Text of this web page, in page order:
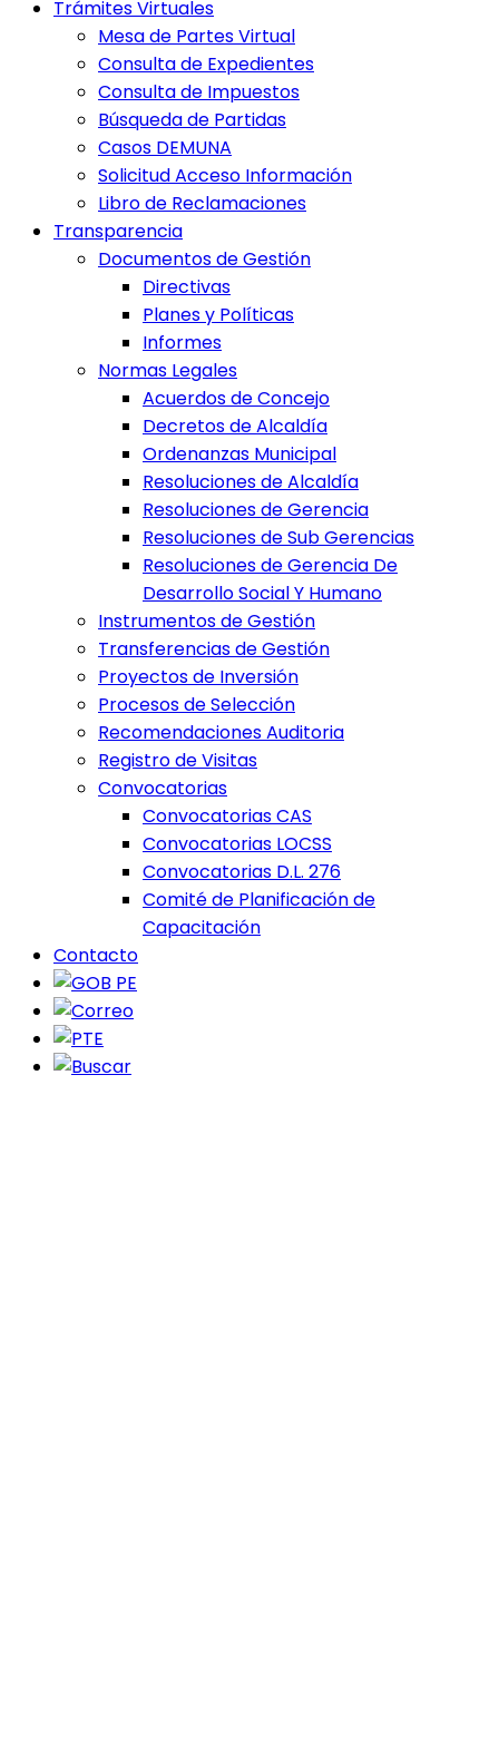
Trámites Virtuales
Mesa de Partes Virtual
Consulta de Expedientes
Consulta de Impuestos
Búsqueda de Partidas
Casos DEMUNA
Solicitud Acceso Información
Libro de Reclamaciones
Transparencia
Documentos de Gestión
Directivas
Planes y Políticas
Informes
Normas Legales
Acuerdos de Concejo
Decretos de Alcaldía
Ordenanzas Municipal
Resoluciones de Alcaldía
Resoluciones de Gerencia
Resoluciones de Sub Gerencias
Resoluciones de Gerencia De
Desarrollo Social Y Humano
Instrumentos de Gestión
Transferencias de Gestión
Proyectos de Inversión
Procesos de Selección
Recomendaciones Auditoria
Registro de Visitas
Convocatorias
Convocatorias CAS
Convocatorias LOCSS
Convocatorias D.L. 276
Comité de Planificación de
Capacitación
Contacto